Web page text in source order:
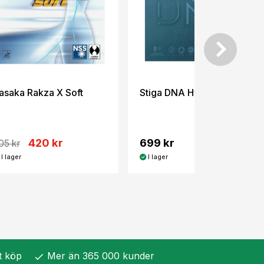
Rakza X Soft
kr 420 kr
I lager
Stiga DNA Hybrid M
699 kr
I lager
köp check Mer än 365 000 kunder